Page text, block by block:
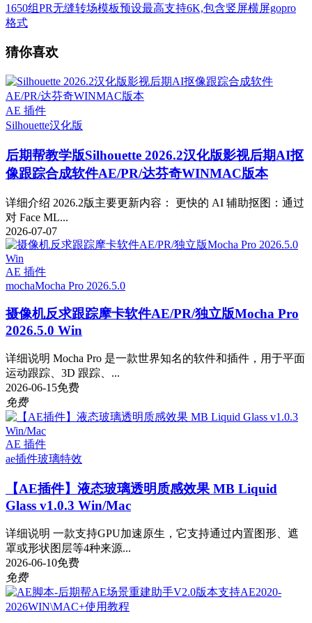
1650组PR无缝转场模板预设最高支持6K,包含竖屏横屏gopro
格式
猜你喜欢
AE 插件
Silhouette汉化版
后期帮教学版Silhouette 2026.2汉化版影视后期AI抠
像跟踪合成软件AE/PR/达芬奇WINMAC版本
详细介绍 2026.2版主要更新内容： 更快的 AI 辅助抠图：通过
对 Face ML...
2026-07-07
AE 插件
mochaMocha Pro 2026.5.0
摄像机反求跟踪摩卡软件AE/PR/独立版Mocha Pro
2026.5.0 Win
详细说明 Mocha Pro 是一款世界知名的软件和插件，用于平面
运动跟踪、3D 跟踪、...
2026-06-15免费
免费
AE 插件
ae插件玻璃特效
【AE插件】液态玻璃透明质感效果 MB Liquid
Glass v1.0.3 Win/Mac
详细说明 一款支持GPU加速原生，它支持通过内置图形、遮
罩或形状图层等4种来源...
2026-06-10免费
免费